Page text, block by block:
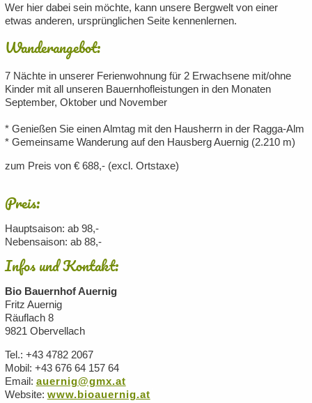
Wer hier dabei sein möchte, kann unsere Bergwelt von einer
etwas anderen, ursprünglichen Seite kennenlernen.
Wanderangebot:
7 Nächte in unserer Ferienwohnung für 2 Erwachsene mit/ohne
Kinder mit all unseren Bauernhofleistungen in den Monaten
September, Oktober und November
* Genießen Sie einen Almtag mit den Hausherrn in der Ragga-Alm
* Gemeinsame Wanderung auf den Hausberg Auernig (2.210 m)
zum Preis von € 688,- (excl. Ortstaxe)
Preis:
Hauptsaison: ab 98,-
Nebensaison: ab 88,-
Infos und Kontakt:
Bio Bauernhof Auernig
Fritz Auernig
Räuflach 8
9821 Obervellach
Tel.: +43 4782 2067
Mobil: +43 676 64 157 64
Email: auernig@gmx.at
Website: www.bioauernig.at